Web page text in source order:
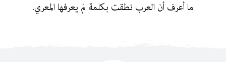
ما أعرف أن العرب نطقت بكلمة لم يعرفها المعري.